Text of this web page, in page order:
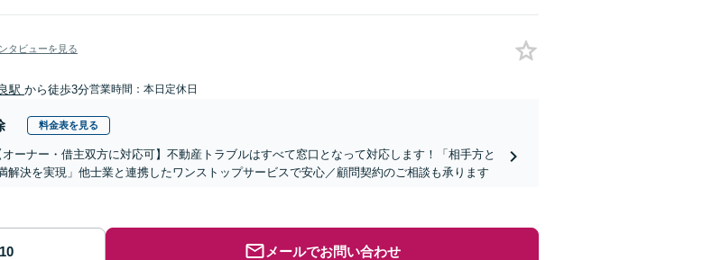
タビューを見る
駅 から徒歩3分営業時間：本日定休日
料金表を見る
オーナー・借主双方に対応可】不動産トラブルはすべて窓口となって対応します！「相手方と
解決を実現」他士業と連携したワンストップサービスで安心／顧問契約のご相談も承ります
メールでお問い合わせ